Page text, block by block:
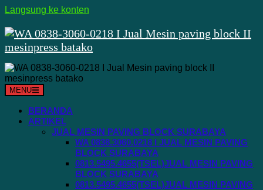
Langsung ke konten
MENU
BERANDA
ARTIKEL
JUAL MESIN PAVING BLOCK SURABAYA
WA 0838.3060.0218 I JUAL MESIN PAVING
BLOCK SURABAYA
0813.5495.4655(TSEL)JUAL MESIN PAVING
BLOCK SURABAYA
0813.5495.4655(TSEL)JUAL MESIN PAVING